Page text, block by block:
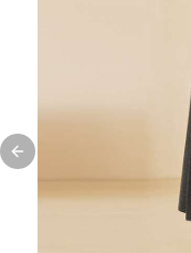
Previous slide